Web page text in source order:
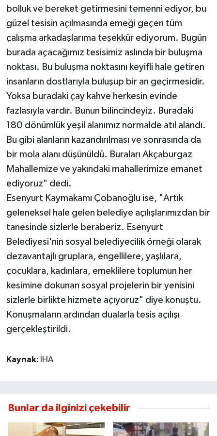
bolluk ve bereket getirmesini temenni ediyor, bu
güzel tesisin açılmasında emeği geçen tüm
çalışma arkadaşlarıma teşekkür ediyorum. Bugün
burada açacağımız tesisimiz aslında bir buluşma
noktası. Bu buluşma noktasını keyifli hale getiren
insanların dostlarıyla buluşup bir an geçirmesidir.
Yoksa buradaki çay kahve herkesin evinde
fazlasıyla vardır. Bunun bilincindeyiz. Buradaki
180 dönümlük yeşil alanımız normalde atıl alandı.
Bu gibi alanların kazandırılması ve sonrasında da
bir mola alanı düşünüldü. Buraları Akçaburgaz
Mahallemize ve yakındaki mahallerimize emanet
ediyoruz" dedi.
Esenyurt Kaymakamı Çobanoğlu ise, "Artık
geleneksel hale gelen belediye açılışlarımızdan bir
tanesinde sizlerle beraberiz. Esenyurt
Belediyesi'nin sosyal belediyecilik örneği olarak
dezavantajlı gruplara, engellilere, yaşlılara,
çocuklara, kadınlara, emeklilere toplumun her
kesimine dokunan sosyal projelerin bir yenisini
sizlerle birlikte hizmete açıyoruz" diye konuştu.
Konuşmaların ardından dualarla tesis açılışı
gerçekleştirildi.
Kaynak: İHA
Bunlar da ilginizi çekebilir